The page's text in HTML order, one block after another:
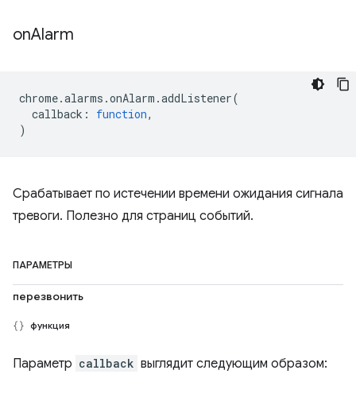
onAlarm
chrome.alarms .onAlarm .addListener(
callback : function,
)
Срабатывает по истечении времени ожидания сигнала
тревоги. Полезно для страниц событий.
ПАРАМЕТРЫ
перезвонить
функция
Параметр callback выглядит следующим образом: